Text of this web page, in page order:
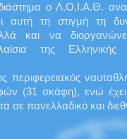
ο Λ.Ο.Ι.Α.Θ.
αυτή τη στιγμή τη
και να
της Ελληνικής
(31 σκάφη), ενώ έχει
σε πανελλαδικό και